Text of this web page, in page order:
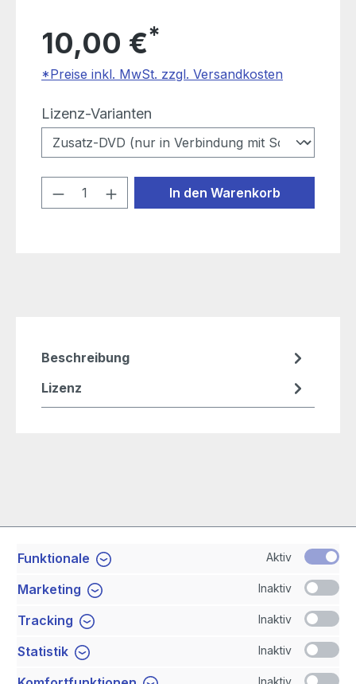
10,00 €*
*Preise inkl. MwSt. zzgl. Versandkosten
Lizenz-Varianten
Produkt Anzahl: Gib den
In den Warenkorb
Beschreibung
Lizenz
Service-Hotline
Shop Service
Newsletter
Funktionale Aktiv
Marketing Inaktiv
Tracking Inaktiv
Statistik Inaktiv
Inaktiv